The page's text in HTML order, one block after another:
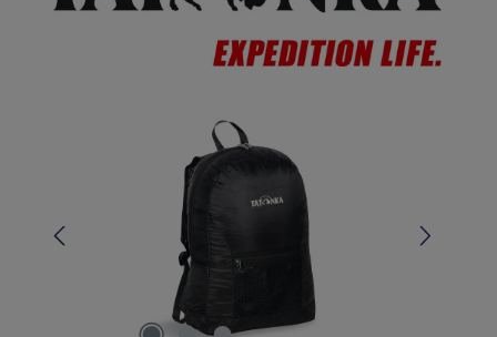
Bildergalerie überspringen